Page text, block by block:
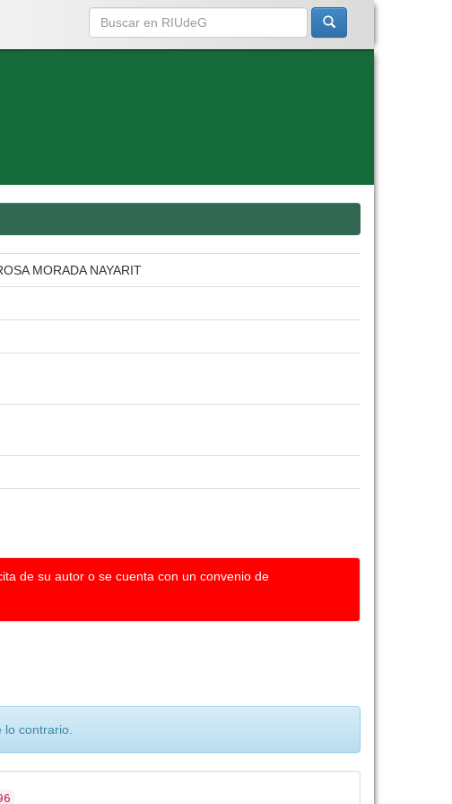
MORADA NAYARIT
de su autor o se cuenta con un convenio de
contrario.